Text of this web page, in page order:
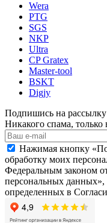
Wera
PTG
SGS
NKP
Ultra
CP Gratex
Master-tool
BSKT
Digjy
Подпишись на рассылку
Никакого спама,
Нажимая кнопку
обработку моих
Федеральным законом
персональных данных»,
определенных в